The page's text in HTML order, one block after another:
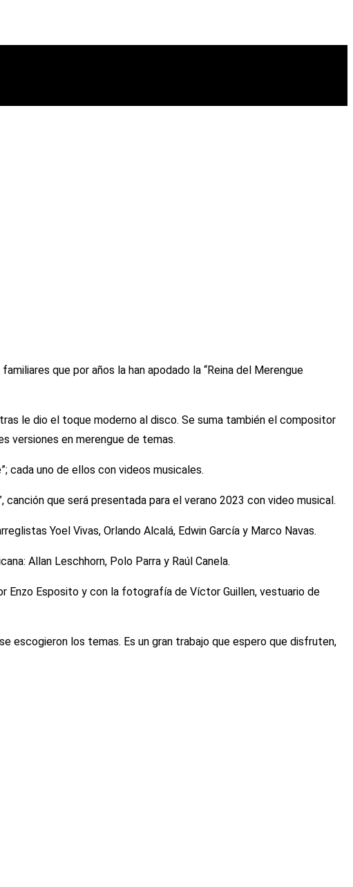
que por años la han apodado la “Reina del Merengue
le dio el toque moderno al disco. Se suma también el compositor
versiones en merengue de temas.
cada uno de ellos con videos musicales.
canción que será presentada para el verano 2023 con video musical.
Yoel Vivas, Orlando Alcalá, Edwin García y Marco Navas.
Allan Leschhorn, Polo Parra y Raúl Canela.
Enzo Esposito y con la fotografía de Víctor Guillen, vestuario de
escogieron los temas. Es un gran trabajo que espero que disfruten,